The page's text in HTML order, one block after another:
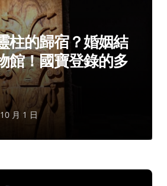
柱的歸宿？婚姻結
館！國寶登錄的多
月 1 日